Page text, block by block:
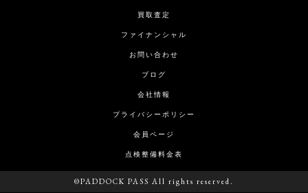
買取査定
ファイナンシャル
お問い合わせ
ブログ
会社情報
プライバシーポリシー
会員ページ
点検整備料金表
©PADDOCK PASS All rights reserved.